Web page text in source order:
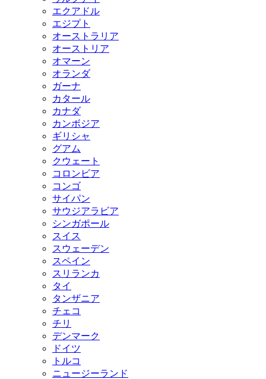
エクアドル
エジプト
オーストラリア
オーストリア
オマーン
オランダ
ガーナ
カタール
カナダ
カンボジア
ギリシャ
グアム
クウェート
コロンビア
コンゴ
サイパン
サウジアラビア
シンガポール
スイス
スウェーデン
スペイン
スリランカ
タイ
タンザニア
チェコ
チリ
デンマーク
ドイツ
トルコ
ニュージーランド